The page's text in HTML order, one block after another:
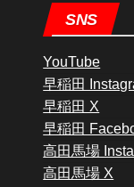
SNS
YouTube
早稲田
早稲田 X
早稲田
高田馬場
高田馬場 X